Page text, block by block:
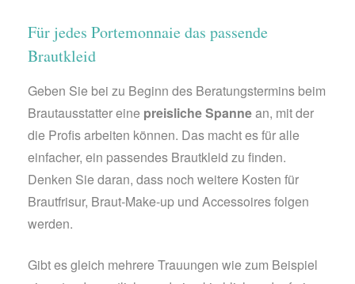
Für jedes Portemonnaie das passende
Brautkleid
Geben Sie bei zu Beginn des Beratungstermins beim
Brautausstatter eine preisliche Spannean, mit der
die Profis arbeiten können. Das macht es für alle
einfacher, ein passendes Brautkleid zu finden.
Denken Sie daran, dass noch weitere Kosten für
Brautfrisur, Braut-Make-up und Accessoires folgen
werden.
Gibt es gleich mehrere Trauungen wie zum Beispiel